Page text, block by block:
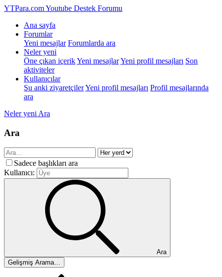
YTPara.comYoutube Destek Forumu
Ana sayfa
Forumlar
Yeni mesajlar Forumlarda ara
Neler yeni
Öne çıkan içerikYeni mesajlarYeni profil mesajları Son
aktiviteler
Kullanıcılar
Şu anki ziyaretçilerYeni profil mesajları Profil mesajlarında
ara
Neler yeni Ara
Ara
Sadece başlıkları ara
Kullanıcı:
Ara
Gelişmiş Arama…